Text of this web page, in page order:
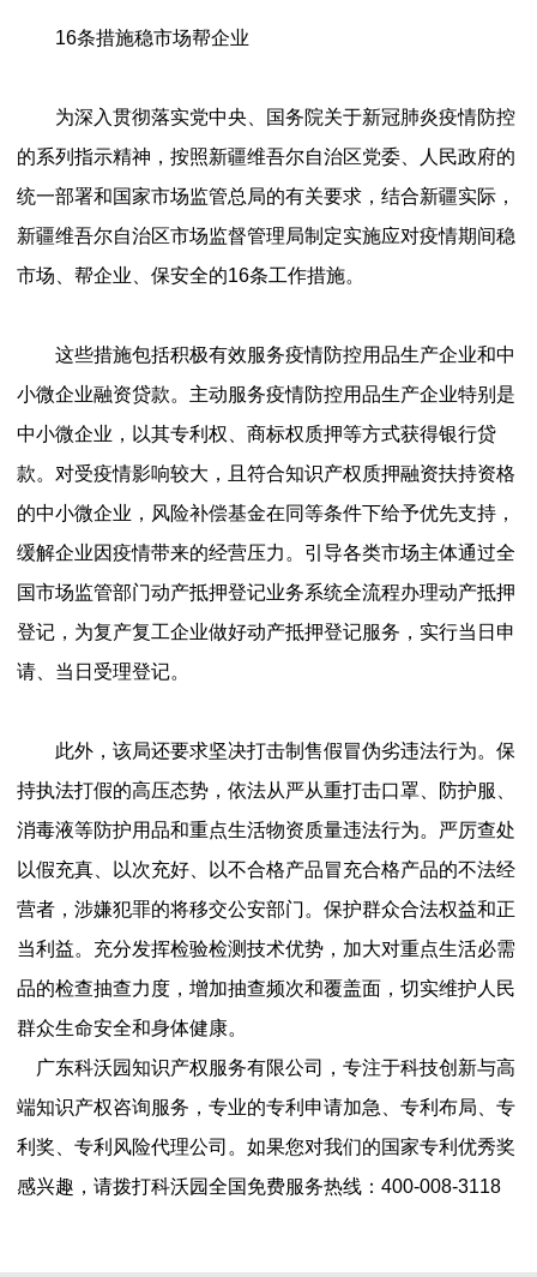
16条措施稳市场帮企业
为深入贯彻落实党中央、国务院关于新冠肺炎疫情防控
的系列指示精神，按照新疆维吾尔自治区党委、人民政府的
统一部署和国家市场监管总局的有关要求，结合新疆实际，
新疆维吾尔自治区市场监督管理局制定实施应对疫情期间稳
市场、帮企业、保安全的16条工作措施。
这些措施包括积极有效服务疫情防控用品生产企业和中
小微企业融资贷款。主动服务疫情防控用品生产企业特别是
中小微企业，以其专利权、商标权质押等方式获得银行贷
款。对受疫情影响较大，且符合知识产权质押融资扶持资格
的中小微企业，风险补偿基金在同等条件下给予优先支持，
缓解企业因疫情带来的经营压力。引导各类市场主体通过全
国市场监管部门动产抵押登记业务系统全流程办理动产抵押
登记，为复产复工企业做好动产抵押登记服务，实行当日申
请、当日受理登记。
此外，该局还要求坚决打击制售假冒伪劣违法行为。保
持执法打假的高压态势，依法从严从重打击口罩、防护服、
消毒液等防护用品和重点生活物资质量违法行为。严厉查处
以假充真、以次充好、以不合格产品冒充合格产品的不法经
营者，涉嫌犯罪的将移交公安部门。保护群众合法权益和正
当利益。充分发挥检验检测技术优势，加大对重点生活必需
品的检查抽查力度，增加抽查频次和覆盖面，切实维护人民
群众生命安全和身体健康。
广东科沃园知识产权服务有限公司，专注于科技创新与高
端知识产权咨询服务，专业的专利申请加急、专利布局、专
利奖、专利风险代理公司。如果您对我们的国家专利优秀奖
感兴趣，请拨打科沃园全国免费服务热线：400-008-3118